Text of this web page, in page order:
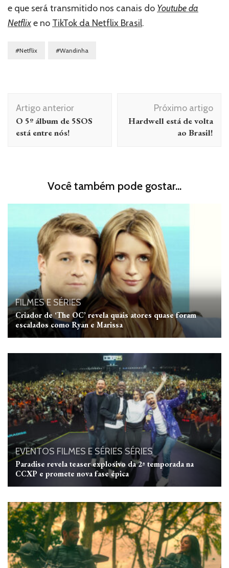
e que será transmitido nos canais do Youtube da
Netflixe no TikTok da Netflix Brasil.
#Netflix #Wandinha
Navegação
de
post
Artigo anterior
O 5º álbum de 5SOS
está entre nós!
Próximo artigo
Hardwell está de volta
ao Brasil!
Você também pode gostar...
FILMES E SÉRIES
Criador de ‘The OC’ revela quais atores quase foram
escalados como Ryan e Marissa
EVENTOS FILMES E SÉRIES SÉRIES
Paradise revela teaser explosivo da 2ª temporada na
CCXP e promete nova fase épica